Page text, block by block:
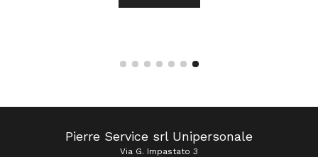
Pierre Service srl Unipersonale
Via G. Impastato 3